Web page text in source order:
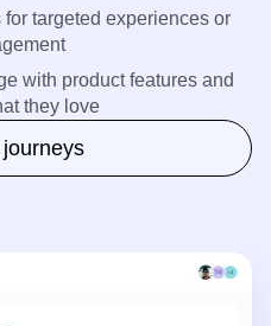
targeted experiences or
with product features and
they love